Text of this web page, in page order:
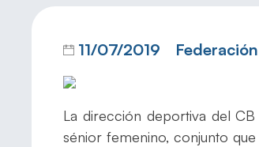
11/07/2019
La dirección deportiva del
sénior femenino, conjunto